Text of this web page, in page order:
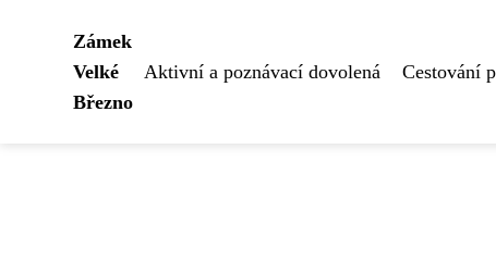
Zámek
Velké
Březno
Aktivní a poznávací dovolená Cestování